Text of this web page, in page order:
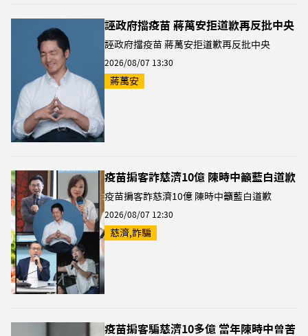
誣政府擋疫苗 蔣萬安拒道歉再反批中央
誣政府擋疫苗 蔣萬安拒道歉再反批中央
2026/08/07 13:30
蔣萬安
疫苗掮客詐慈濟10億 陳時中籲藍白道歉
疫苗掮客詐慈濟10億 陳時中籲藍白道歉
2026/08/07 12:30
慈濟,詐騙
疫苗掮客騙慈濟10多億 當年陳時中曾苦